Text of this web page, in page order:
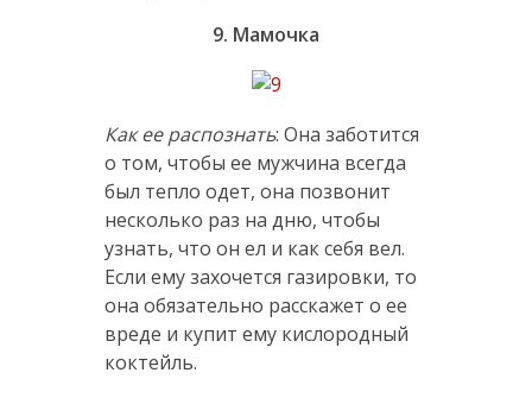
9. Мамочка
Как ее распознать: Она заботится
о том, чтобы ее мужчина всегда
был тепло одет, она позвонит
несколько раз на дню, чтобы
узнать, что он ел и как себя вел.
Если ему захочется газировки, то
она обязательно расскажет о ее
вреде и купит ему кислородный
коктейль.